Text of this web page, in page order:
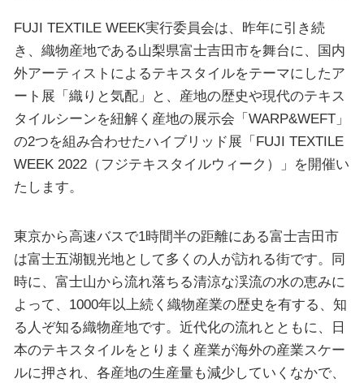
FUJI TEXTILE WEEK実行委員会は、昨年に引き続
き、織物産地である山梨県富士吉田市を舞台に、国内
外アーティストによるテキスタイルをテーマにしたア
ート展「織りと気配」と、産地の歴史や現代のテキス
タイルシーンを紐解く産地の展示会「WARP&WEFT」
の2つを組み合わせたハイブリッド展「FUJI TEXTILE
WEEK 2022（フジテキスタイルウィーク）」を開催い
たします。
東京から高速バスで1時間半の距離にある富士吉田市
は富士五湖観光地として多くの人が訪れる街です。同
時に、富士山から流れ落ちる清涼な渓流の水の恵みに
よって、1000年以上続く織物産業の歴史を有する、知
る人ぞ知る織物産地です。近代化の流れとともに、日
本のテキスタイルをとりまく産業が海外の産業スケー
ルに押され、各産地の生産量も減少していくなかで、